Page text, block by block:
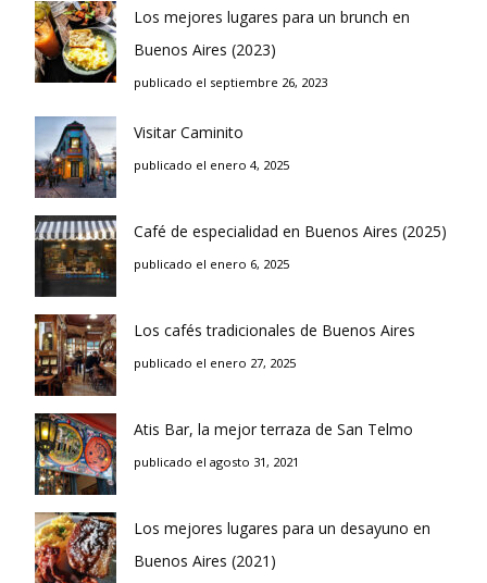
Los mejores lugares para un brunch en
Buenos Aires (2023)
publicado el septiembre 26, 2023
Visitar Caminito
publicado el enero 4, 2025
Café de especialidad en Buenos Aires (2025)
publicado el enero 6, 2025
Los cafés tradicionales de Buenos Aires
publicado el enero 27, 2025
Atis Bar, la mejor terraza de San Telmo
publicado el agosto 31, 2021
Los mejores lugares para un desayuno en
Buenos Aires (2021)